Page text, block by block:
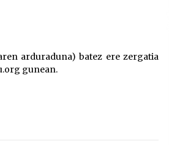
ospatuko da
2026/07/07
arduraduna) batez ere zergatia
gunean.